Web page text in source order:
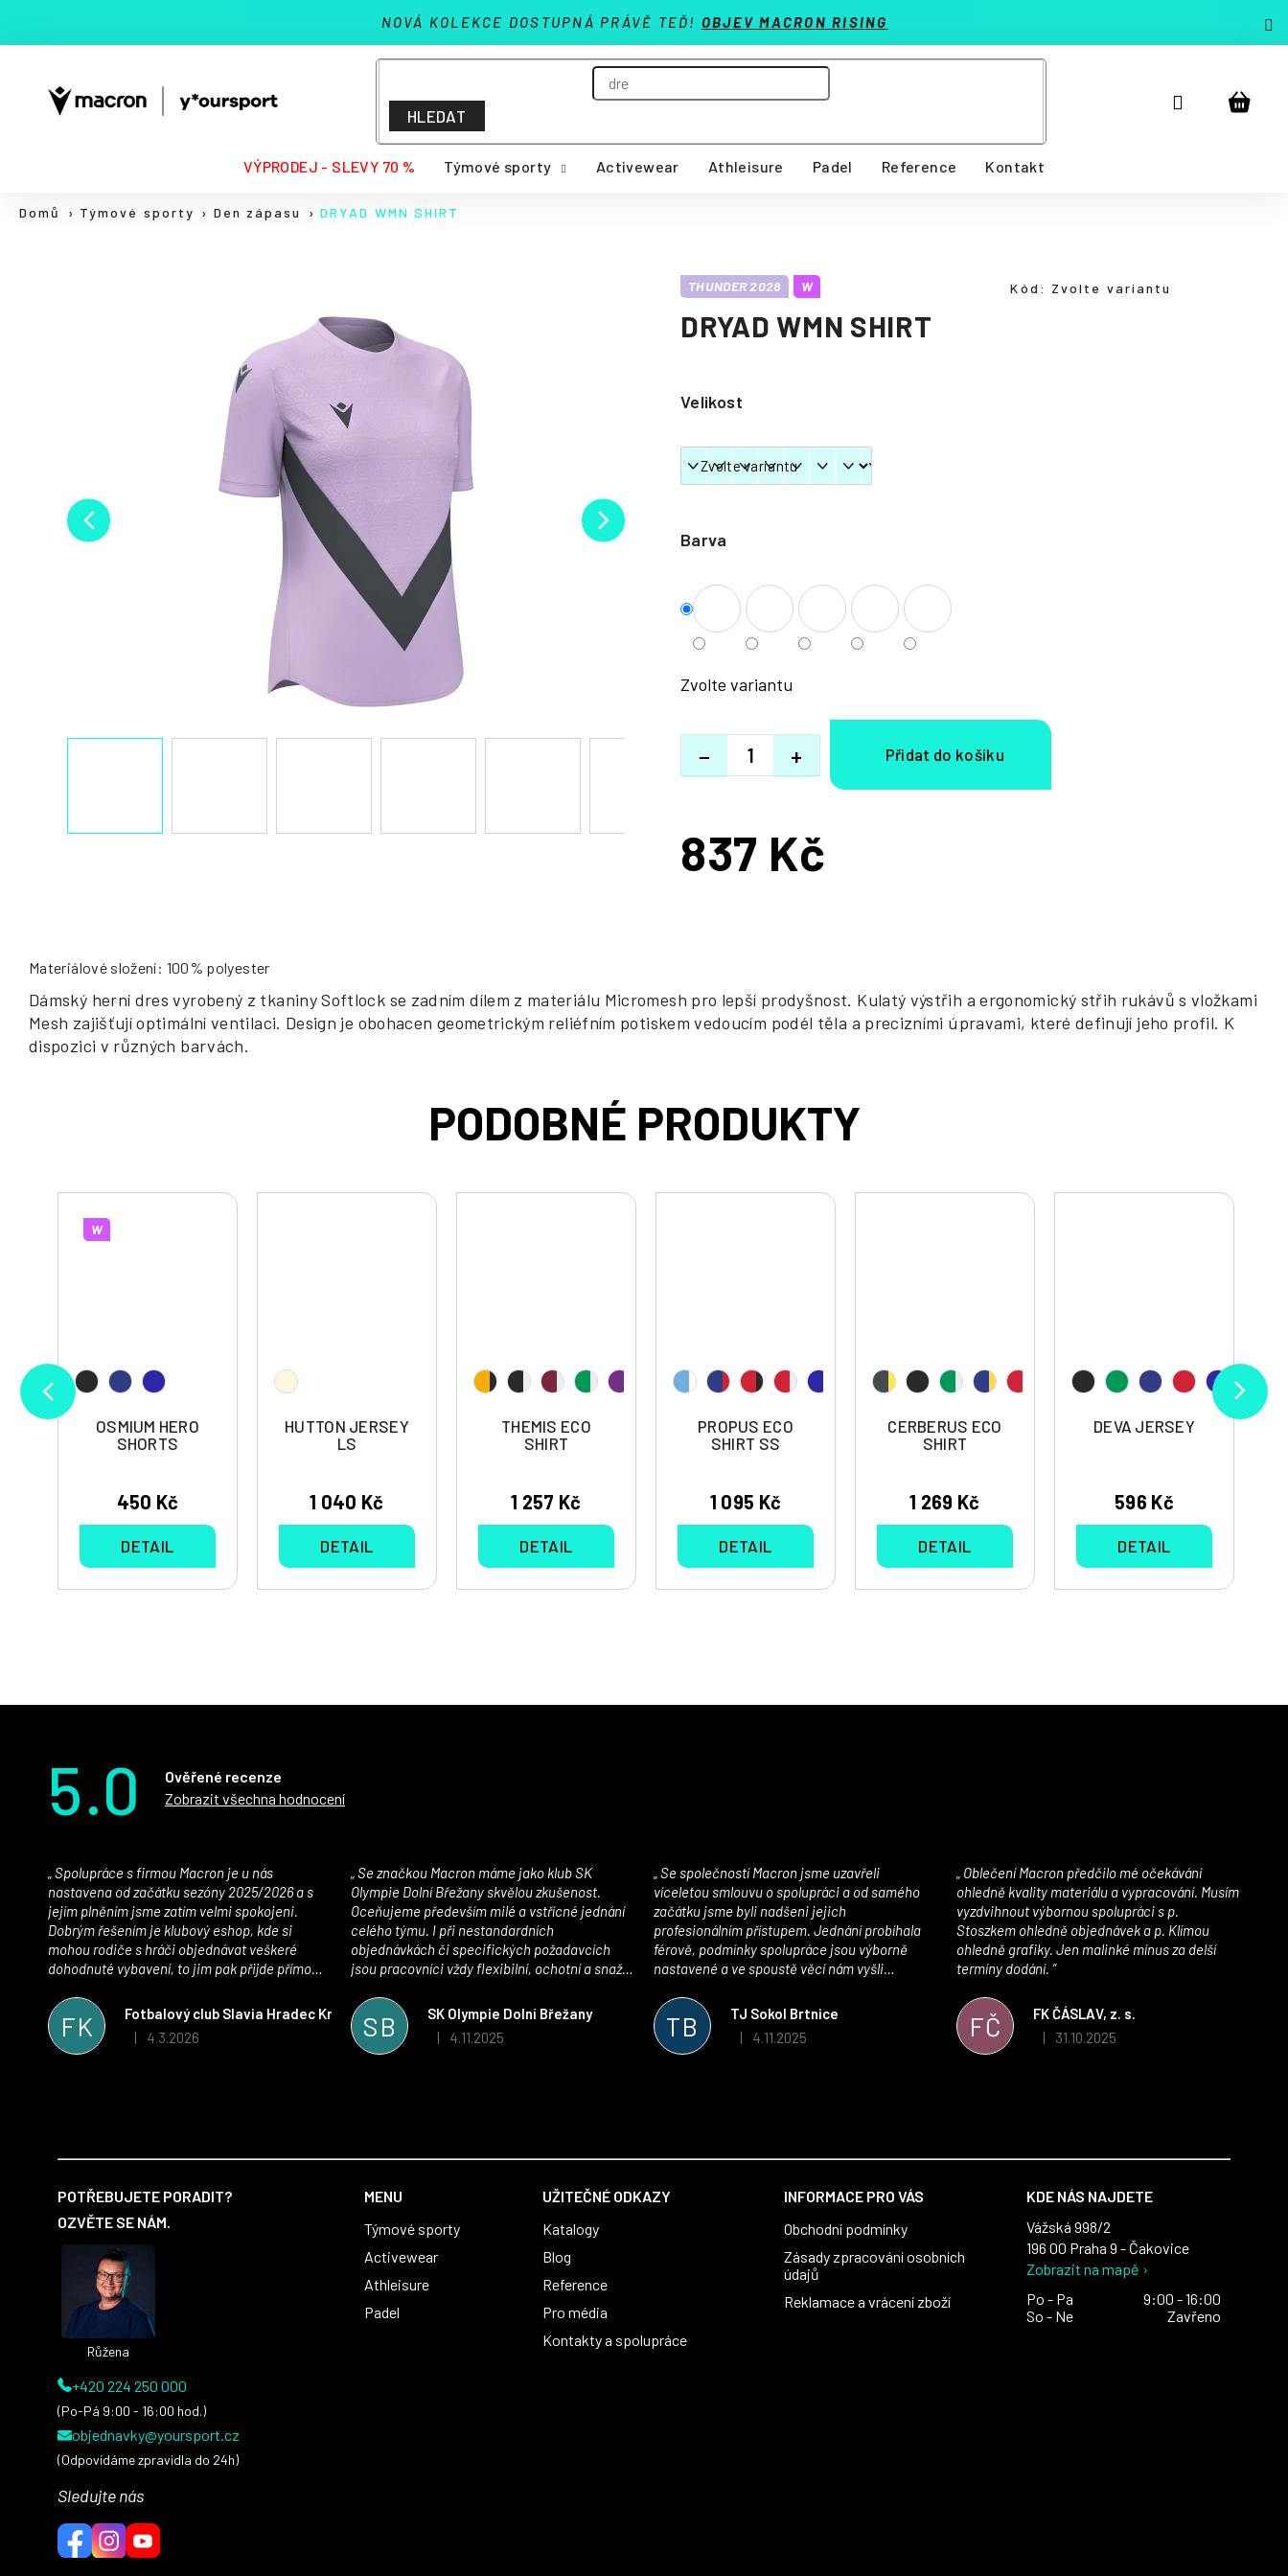
obsah
NOVÁ KOLEKCE DOSTUPNÁ PRÁVĚ TEĎ! OBJEV MACRON RISING
HLEDAT
Přihlášení
VÝPRODEJ - SLEVY 70 % Týmové sporty Activewear Athleisure Padel Reference Kontakt
Domů Týmové sporty Den zápasu DRYAD WMN SHIRT
DRYAD WMN SHIRT
Barva
Velikost
Zvolte variantu
+
−
THUNDER 2028 W Kód: Zvolte variantu
837 Kč
Měrná
Materiálové složení: 100% polyester
Dámský herní dres vyrobený z tkaniny Softlock se zadním dílem z materiálu Micromesh pro lepší prodyšnost. Kulatý výstřih a ergonomický střih rukávů s vložkami
Mesh zajišťují optimální ventilaci. Design je obohacen geometrickým reliéfním potiskem vedoucím podél těla a precizními úpravami, které definují jeho profil. K
dispozici v různých barvách.
W
OSMIUM HERO
SHORTS
450 Kč
DETAIL
HUTTON JERSEY
LS
1 040 Kč
DETAIL
THEMIS ECO
SHIRT
1 257 Kč
DETAIL
PROPUS ECO
SHIRT SS
1 095 Kč
DETAIL
CERBERUS ECO
SHIRT
1 269 Kč
DETAIL
DEVA JERSEY
596 Kč
DETAIL
Zpět
obchodu
Zpět
obchodu
5.0
Ověřené recenze
Zobrazit všechna hodnocení
FK
Fotbalový club Slavia Hradec Králové z.s.
Hodnocení obchodu je 5 z 5 hvězdiček.
4.3.2026
nastavena od začátku sezóny 2025/2026 a s
jejím plněním jsme zatím velmi spokojeni.
Dobrým řešením je klubový eshop, kde si
mohou rodiče s hráči objednávat veškeré
dohodnuté vybavení, to jim pak přijde přímo
oblečením jsme spokojeni, stejně tak s
komunikací a snahou řešit všechny záležitosti
velmi rychle a ke spokojenosti obou stran.
SB
SK Olympie Dolní Břežany
Hodnocení obchodu je 5 z 5 hvězdiček.
4.11.2025
Olympie Dolní Břežany skvělou zkušenost.
Oceňujeme především milé a vstřícné jednání
celého týmu. I při nestandardních
objednávkách či specifických požadavcích
jsou pracovníci vždy flexibilní, ochotní a snaží
vynikající a plně odpovídá potřebám
sportovního klubu!
TB
TJ Sokol Brtnice
Hodnocení obchodu je 5 z 5 hvězdiček.
4.11.2025
víceletou smlouvu o spolupráci a od samého
začátku jsme byli nadšeni jejich
profesionálním přístupem. Jednání probíhala
férově, podmínky spolupráce jsou výborně
nastavené a ve spoustě věcí nám vyšli
velmi kvalitní a příjemné na nošení. Velmi
oceňujeme také vytvoření klubového e-shopu,
který je perfektně zpracovaný a výrazně nám
FČ
FK ČÁSLAV, z. s.
Hodnocení obchodu je 5 z 5 hvězdiček.
31.10.2025
ohledně kvality materiálu a vypracování. Musím
vyzdvihnout výbornou spolupráci s p.
Stoszkem ohledně objednávek a p. Klímou
ohledně grafiky. Jen malinké mínus za delší
termíny dodání.
POTŘEBUJETE PORADIT?
OZVĚTE SE NÁM.
Růžena
+420 224 250 000
(Po-Pá 9:00 - 16:00 hod.)
objednavky@yoursport.cz
(Odpovídáme zpravidla do 24h)
Sledujte nás
MENU
Týmové sporty
Activewear
Athleisure
Padel
UŽITEČNÉ ODKAZY
Katalogy
Blog
Reference
Pro média
Kontakty a spolupráce
INFORMACE PRO VÁS
Obchodní podmínky
Zásady zpracování osobních
údajů
Reklamace a vrácení zboží
KDE NÁS NAJDETE
Vážská 998/2
196 00 Praha 9 - Čakovice
Zobrazit na mapě ›
Po - Pa
9:00 - 16:00
So - Ne
Zavřeno